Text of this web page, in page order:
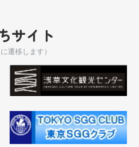
サイト
遷移します）